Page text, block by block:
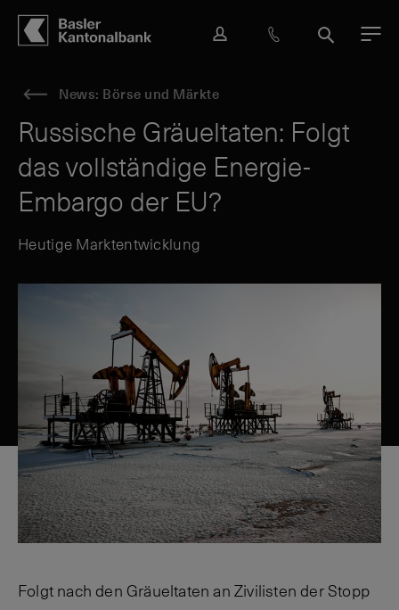
Hauptbereich
Inhalt
navigation
Suche
M
L
i
n
H
&
K
o
S
e
News: Börse und Märkte
Russische Gräueltaten: Folgt
das vollständige Energie-
Embargo der EU?
Heutige Marktentwicklung
Folgt nach den Gräueltaten an Zivilisten der Stopp